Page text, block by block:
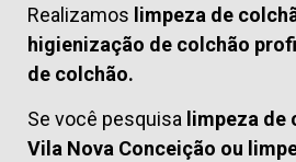
Realizamos limpeza de
higienização de colchão
de colchão.
Se você pesquisa limpeza de
Vila Nova Conceição ou